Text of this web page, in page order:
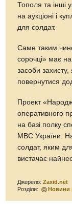
Тополя та інші
на аукціоні і
для солдат.
Саме таким
сорочці» має
засоби
повернутися
Проект
оперативного
на базі полку
МВС України.
солдат, яким
вистачає
Джерело:Zaxid.net
Розділи:
Новини